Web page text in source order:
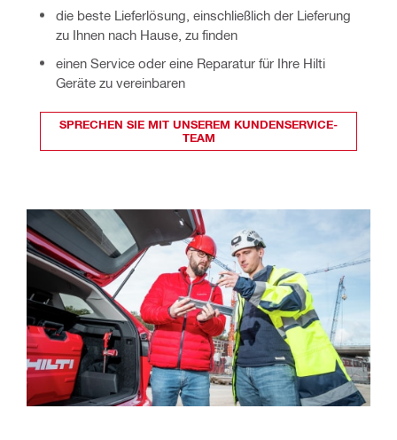
die beste Lieferlösung, einschließlich der Lieferung
zu Ihnen nach Hause, zu finden
einen Service oder eine Reparatur für Ihre Hilti
Geräte zu vereinbaren
SPRECHEN SIE MIT UNSEREM KUNDENSERVICE-
TEAM